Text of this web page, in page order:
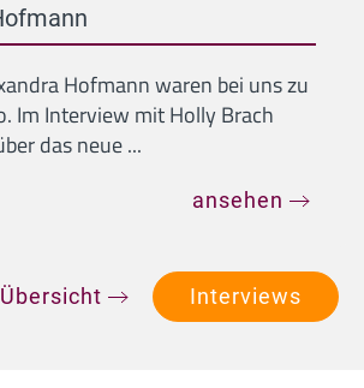
Hofmann waren bei uns zu
Im Interview mit Holly Brach
das neue ...
ansehen
Interviews